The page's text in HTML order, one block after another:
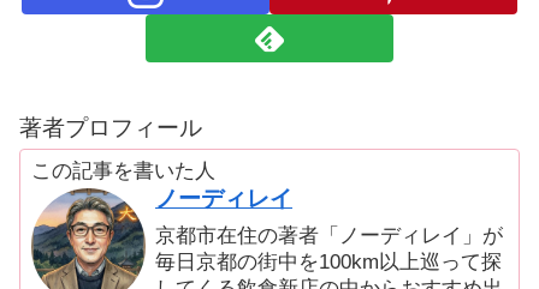
著者プロフィール
この記事を書いた人
ノーディレイ
京都市在住の著者「ノーディレイ」が
毎日京都の街中を100km以上巡って探